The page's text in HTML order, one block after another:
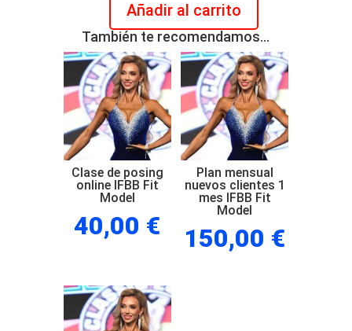
Revisión
de
posing
online
IFBB
Fit
Model
cantidad
Añadir al carrito
También te recomendamos…
Clase de posing
online IFBB Fit
Model
40,00 €
Plan mensual
nuevos clientes 1
mes IFBB Fit
Model
150,00 €